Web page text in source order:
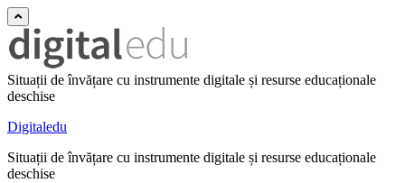
Situații de învățare cu instrumente digitale și resurse educaționale
deschise
Digitaledu
Situații de învățare cu instrumente digitale și resurse educaționale
deschise